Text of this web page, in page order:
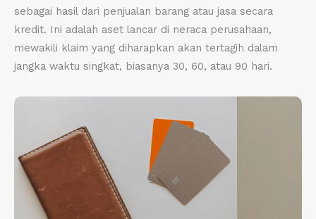
sebagai hasil dari penjualan barang atau jasa secara
kredit. Ini adalah aset lancar di neraca perusahaan,
mewakili klaim yang diharapkan akan tertagih dalam
jangka waktu singkat, biasanya 30, 60, atau 90 hari.